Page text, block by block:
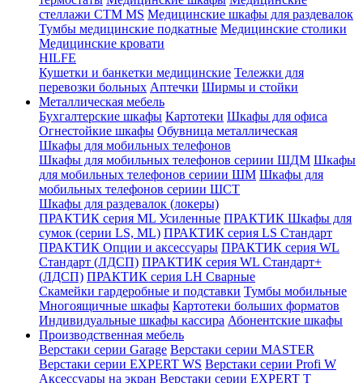
стеллажи CTM MS Медицинские шкафы для раздевалок
Тумбы медицинские подкатные Медицинские столики
Медицинские кровати
HILFE
Кушетки и банкетки медицинские Тележки для
перевозки больных Аптечки Ширмы и стойки
Металлическая мебель
Бухгалтерские шкафы Картотеки Шкафы для офиса
Огнестойкие шкафы Обувница металлическая
Шкафы для мобильных телефонов
Шкафы для мобильных телефонов сериии ШДМ Шкафы
для мобильных телефонов сериии ШМ Шкафы для
мобильных телефонов сериии ШСТ
Шкафы для раздевалок (локеры)
ПРАКТИК серия ML Усиленные ПРАКТИК Шкафы для
сумок (серии LS, ML) ПРАКТИК cерия LS Стандарт
ПРАКТИК Опции и аксессуары ПРАКТИК серия WL
Стандарт (ЛДСП) ПРАКТИК серия WL Стандарт+
(ЛДСП) ПРАКТИК серия LH Сварные
Скамейки гардеробные и подставки Тумбы мобильные
Многоящичные шкафы Картотеки больших форматов
Индивидуальные шкафы кассира Абонентские шкафы
Производственная мебель
Верстаки серии Garage Верстаки серии MASTER
Верстаки серии EXPERT WS Верстаки серии Profi W
Аксессуары на экран Верстаки серии EXPERT T